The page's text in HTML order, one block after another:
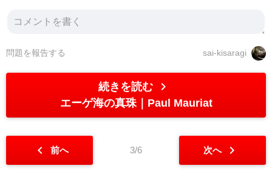
sai-kisaragi
問題を報告する
続きを読む chevron_right
エーゲ海の真珠 Paul Mauriat
chevron_left 前へ 3/6 次へ chevron_right